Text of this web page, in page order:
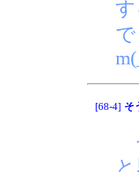
[68-4] そ